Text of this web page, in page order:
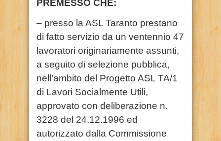
PREMESSO CHE:
– presso la ASL Taranto prestano
di fatto servizio da un ventennio 47
lavoratori originariamente assunti,
a seguito di selezione pubblica,
nell’ambito del Progetto ASL TA/1
di Lavori Socialmente Utili,
approvato con deliberazione n.
3228 del 24.12.1996 ed
autorizzato dalla Commissione